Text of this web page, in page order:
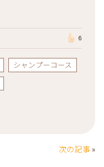
6
シャンプーコース
次の記事»